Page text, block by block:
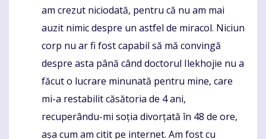
am crezut niciodată, pentru că nu am mai
auzit nimic despre un astfel de miracol. Niciun
corp nu ar fi fost capabil să mă convingă
despre asta până când doctorul Ilekhojie nu a
făcut o lucrare minunată pentru mine, care
mi-a restabilit căsătoria de 4 ani,
recuperându-mi soția divorțată în 48 de ore,
așa cum am citit pe internet. Am fost cu